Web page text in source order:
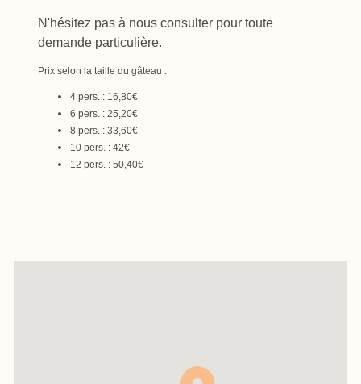
N'hésitez pas à nous consulter pour toute
demande particulière.
Prix selon la taille du gâteau :
4 pers. : 16,80€
6 pers. : 25,20€
8 pers. : 33,60€
10 pers. : 42€
12 pers. : 50,40€